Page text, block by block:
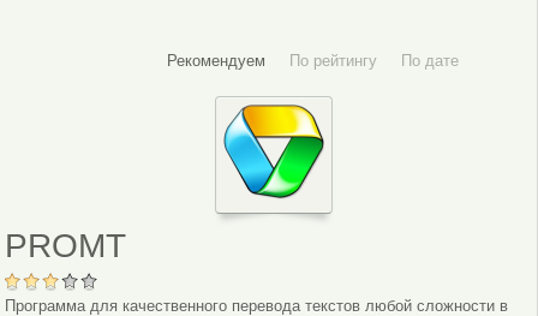
Рекомендуем По рейтингу По дате
PROMT
Программа для качественного перевода текстов любой сложности в